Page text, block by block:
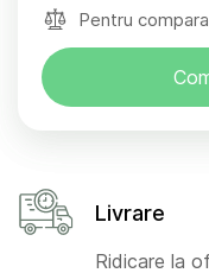
Pentru
Livrare
Ridicare la